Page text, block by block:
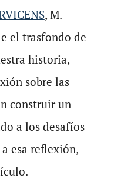
, M.
el trasfondo de
historia,
sobre las
construir un
a los desafíos
esa reflexión,